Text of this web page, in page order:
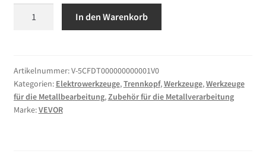
MT2,
Rotary
Tisch
mit
In den Warenkorb
Artikelnummer:V-5CFDT000000000001V0
Kategorien: Elektrowerkzeuge,Trennkopf,Werkzeuge,Werkzeuge
für die Metallbearbeitung,Zubehör für die Metallverarbeitung
Marke:VEVOR